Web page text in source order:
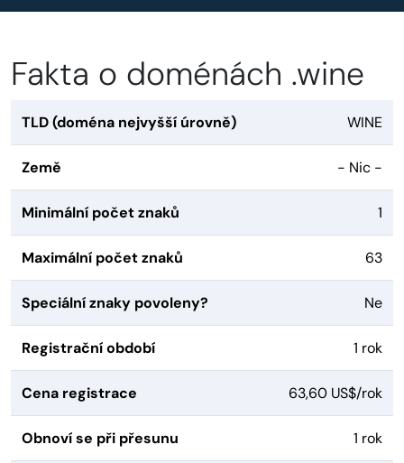
Fakta o doménách .wine
TLD (doména nejvyšší úrovně) WINE
Země - Nic -
Minimální počet znaků 1
Maximální počet znaků 63
Speciální znaky povoleny? Ne
Registrační období 1 rok
Cena registrace 63,60 US$/rok
Obnoví se při přesunu 1 rok